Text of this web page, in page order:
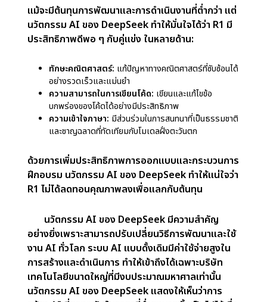
การสร้างโมเดล R1 มีค่าใช้จ่ายเพียง 5 ล้านดอลลาร์
ซึ่งเป็นส่วนเล็ก ๆ—ประมาณ 1 ใน 30 ส่วน—ของค่าใช้
จ่ายในการพัฒนาโมเดลที่คล้ายกันในสหรัฐฯ สิ่งนี้เป็น
ไปได้ด้วย นวัตกรรม AI ของ DeepSeekซึ่งมุ่งเน้นไป
การออกแบบที่มีประสิทธิภาพ:AI ใช้ทรัพยากรน้อยลงใน
ระหว่างการฝึกอบรม ประหยัดเวลาและเงิน
วิธีการฝึกอบรมที่ชาญฉลาด:เทคนิคต่าง ๆ เช่น การ
เรียนรู้แบบเสริมกำลัง (Reinforcement Learning)
และการฝึกอบรมแบบหลายขั้นตอน (Multi-stage
training) ช่วยให้ AI เรียนรู้ได้เร็วขึ้นโดยไม่ต้องใช้รอบ
การฝึกอบรมที่ยาวนานไม่รู้จบ
DeepSeek ได้รับประโยชน์จากต้นทุนแรงงาน พลังงาน
และวัสดุที่ต่ำกว่า ทำให้การพัฒนามีราคาไม่แพง
3. ประสิทธิภาพสูงในราคาต่ำ (High Performance
at a Low Cost)